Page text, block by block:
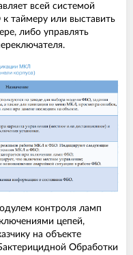
всей системой
таймеру или выставить
либо управлять
контроля ламп
цепей,
на объекте
Обработки